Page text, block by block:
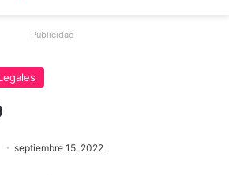
Publicidad
septiembre 15, 2022